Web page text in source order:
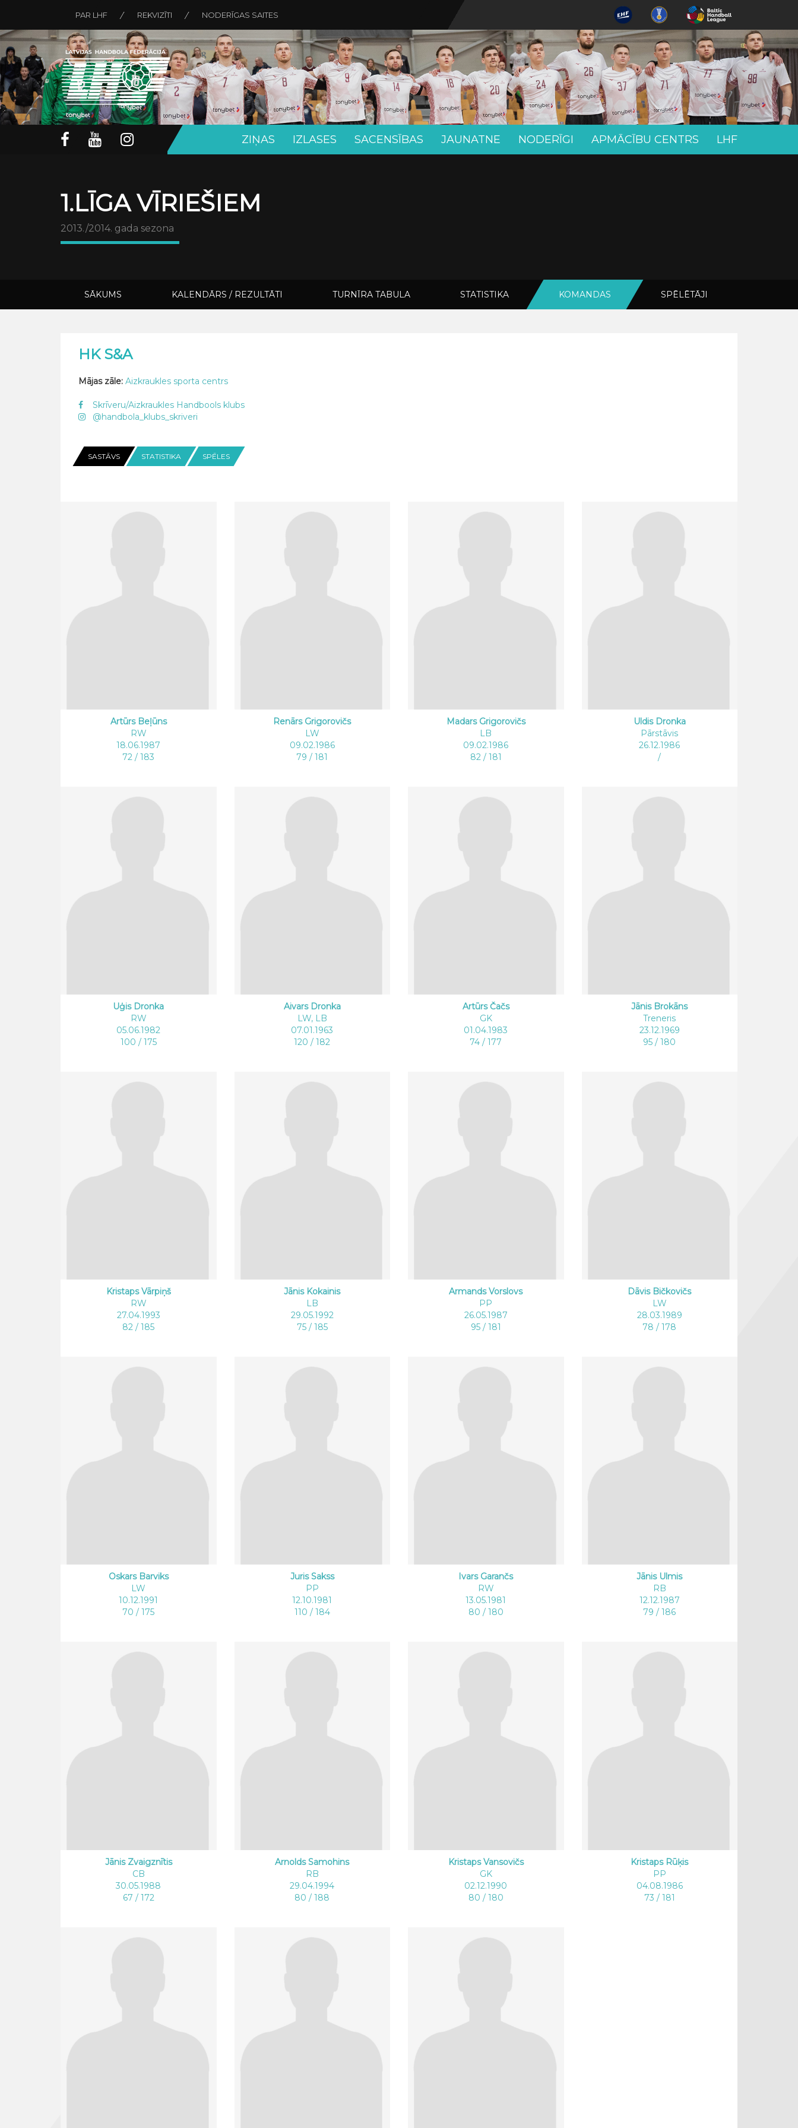
PAR LHF REKVIZĪTI NODERĪGAS SAITES
ZIŅAS IZLASES SACENSĪBAS JAUNATNE NODERĪGI APMĀCĪBU CENTRS LHF
1.LĪGA VĪRIEŠIEM
2013./2014. gada sezona
SĀKUMS KALENDĀRS / REZULTĀTI TURNĪRA TABULA STATISTIKA KOMANDAS SPĒLĒTĀJI
HK S&A
Mājas zāle: Aizkraukles sporta centrs
Skrīveru/Aizkraukles Handbools klubs
@handbola_klubs_skriveri
SASTĀVS STATISTIKA SPĒLES
Artūrs Beļūns
RW
18.06.1987
72 / 183
Renārs Grigorovičs
LW
09.02.1986
79 / 181
Madars Grigorovičs
LB
09.02.1986
82 / 181
Uldis Dronka
Pārstāvis
26.12.1986
/
Uģis Dronka
RW
05.06.1982
100 / 175
Aivars Dronka
LW, LB
07.01.1963
120 / 182
Artūrs Čačs
GK
01.04.1983
74 / 177
Jānis Brokāns
Treneris
23.12.1969
95 / 180
Kristaps Vārpiņš
RW
27.04.1993
82 / 185
Jānis Kokainis
LB
29.05.1992
75 / 185
Armands Vorslovs
PP
26.05.1987
95 / 181
Dāvis Bičkovičs
LW
28.03.1989
78 / 178
Oskars Barviks
LW
10.12.1991
70 / 175
Juris Sakss
PP
12.10.1981
110 / 184
Ivars Garančs
RW
13.05.1981
80 / 180
Jānis Ulmis
RB
12.12.1987
79 / 186
Jānis Zvaigznītis
CB
30.05.1988
67 / 172
Arnolds Samohins
RB
29.04.1994
80 / 188
Kristaps Vansovičs
GK
02.12.1990
80 / 180
Kristaps Rūķis
PP
04.08.1986
73 / 181